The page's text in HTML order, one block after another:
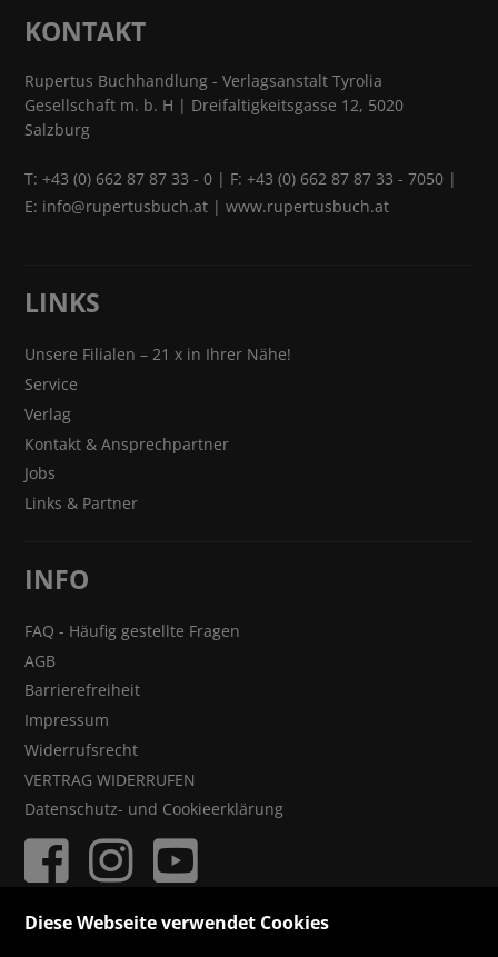
KONTAKT
Rupertus Buchhandlung - Verlagsanstalt Tyrolia
Gesellschaft m. b. H | Dreifaltigkeitsgasse 12, 5020
Salzburg
T:+43 (0) 662 87 87 33 - 0 | F: +43 (0) 662 87 87 33 - 7050 |
E: info@rupertusbuch.at |www.rupertusbuch.at
LINKS
Unsere Filialen – 21 x in Ihrer Nähe!
Service
Verlag
Kontakt & Ansprechpartner
Jobs
Links & Partner
INFO
FAQ - Häufig gestellte Fragen
AGB
Barrierefreiheit
Impressum
Widerrufsrecht
VERTRAG WIDERRUFEN
Datenschutz- und Cookieerklärung
Diese Webseite verwendet Cookies